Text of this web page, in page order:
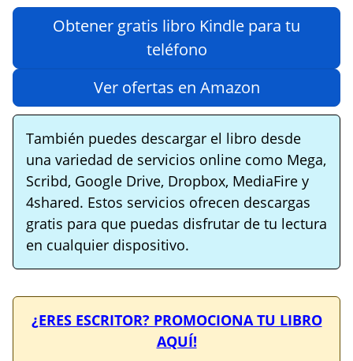
Obtener gratis libro Kindle para tu
teléfono
Ver ofertas en Amazon
También puedes descargar el libro desde
una variedad de servicios online como Mega,
Scribd, Google Drive, Dropbox, MediaFire y
4shared. Estos servicios ofrecen descargas
gratis para que puedas disfrutar de tu lectura
en cualquier dispositivo.
¿ERES ESCRITOR? PROMOCIONA TU LIBRO
AQUÍ!